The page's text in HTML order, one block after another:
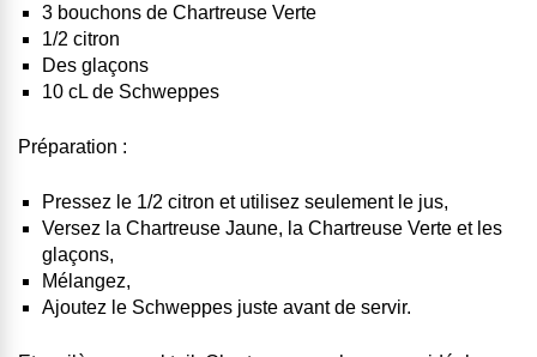
3 bouchons de Chartreuse Verte
1/2 citron
Des glaçons
10 cL de Schweppes
Préparation :
Pressez le 1/2 citron et utilisez seulement le jus,
Versez la Chartreuse Jaune, la Chartreuse Verte et les
glaçons,
Mélangez,
Ajoutez le Schweppes juste avant de servir.